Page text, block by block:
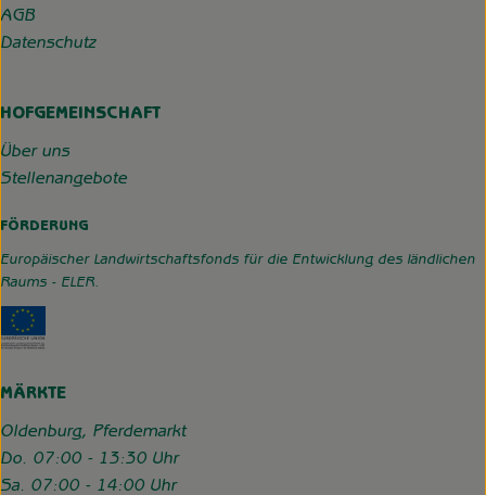
AGB
Datenschutz
HOFGEMEINSCHAFT
Über uns
Stellenangebote
FÖRDERUNG
Europäischer Landwirtschaftsfonds für die Entwicklung des ländlichen
Raums - ELER.
MÄRKTE
Oldenburg, Pferdemarkt
Do. 07:00 - 13:30 Uhr
Sa. 07:00 - 14:00 Uhr